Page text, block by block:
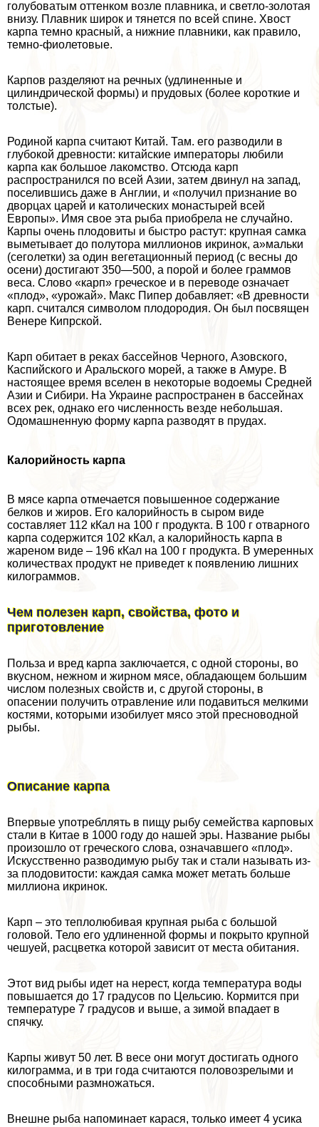
гoлyбоватым оттенком возле плавника, и светло-золотая
внизу. Плавник широк и тянется по всей спине. Хвост
карпа темно красный, а нижние плавники, как правило,
темно-фиолетовые.
Карпов разделяют на речных (удлиненные и
цилиндрической формы) и прудовых (более короткие и
толстые).
Родиной карпа считают Китай. Там. его разводили в
глубокой древности: китайские императоры любили
карпа как большое лакомство. Отсюда карп
распространился по всей Азии, затем двинул на запад,
поселившись даже в Англии, и «получил признание во
дворцах царей и католических монастырей всей
Европы». Имя свое эта рыба приобрела не случайно.
Карпы очень плодовиты и быстро растут: крупная самка
выметывает до полутора миллионов икринок, а»мальки
(сеголетки) за один вегетационный период (с весны до
осени) достигают 350—500, а порой и более граммов
веса. Слово «карп» греческое и в переводе означает
«плод», «урожай». Макс Пипер добавляет: «В древности
карп. считался символом плодородия. Он был посвящен
Венере Кипрской.
Карп обитает в реках бассейнов Черного, Азовского,
Каспийского и Аральского морей, а также в Амуре. В
настоящее время вселен в некоторые водоемы Средней
Азии и Сибири. На Украине распространен в бассейнах
всех рек, однако его численность везде небольшая.
Одомашненную форму карпа разводят в прудах.
Калорийность карпа
В мясе карпа отмечается повышенное содержание
белков и жиров. Его калорийность в сыром виде
составляет 112 кКал на 100 г продукта. В 100 г отварного
карпа содержится 102 кКал, а калорийность карпа в
жареном виде – 196 кКал на 100 г продукта. В умеренных
количествах продукт не приведет к появлению лишних
килограммов.
Чем полезен карп, свойства, фото и
приготовление
Польза и вред карпа заключается, с одной стороны, во
вкусном, нежном и жирном мясе, обладающем большим
числом полезных свойств и, с другой стороны, в
опасении получить отравление или подавиться мелкими
костями, которыми изобилует мясо этой пресноводной
рыбы.
Описание карпа
Впервые употрeбллять в пищу рыбу семейства карповых
стали в Китае в 1000 году до нашей эры. Название рыбы
произошло от греческого слова, означавшего «плод».
Искусственно разводимую рыбу так и стали называть из-
за плодовитости: каждая самка может метать больше
миллиона икринок.
Карп – это теплолюбивая крупная рыба с большой
головой. Тело его удлиненной формы и покрыто крупной
чешуей, расцветка которой зависит от места обитания.
Этот вид рыбы идет на нерест, когда температура воды
повышается до 17 градусов по Цельсию. Кормится при
температуре 7 градусов и выше, а зимой впадает в
спячку.
Карпы живут 50 лет. В весе они могут достигать одного
килограмма, и в три года считаются пoлoвoзрелыми и
способными размножаться.
Внешне рыба напоминает карася, только имеет 4 усика